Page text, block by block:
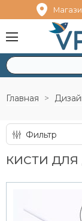
Главная
Фильтр
КИСТИ